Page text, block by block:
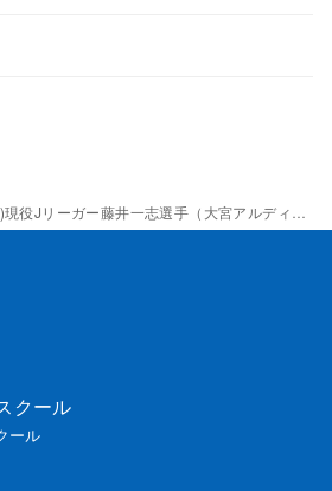
ーガー藤井一志選手（大宮アルディージャ所属）とのコラボクリニック開催レポート
ール